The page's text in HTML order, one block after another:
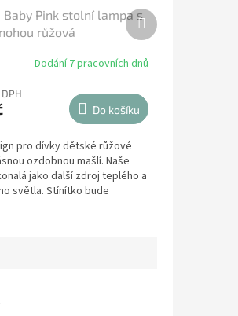
Baby Pink stolní lampa s
růžová
Dodání 7 pracovních dnů
Do košíku
pro dívky dětské růžové
ozdobnou mašlí. Naše
jako další zdroj teplého a
světla. Stínítko bude
Další
produkt